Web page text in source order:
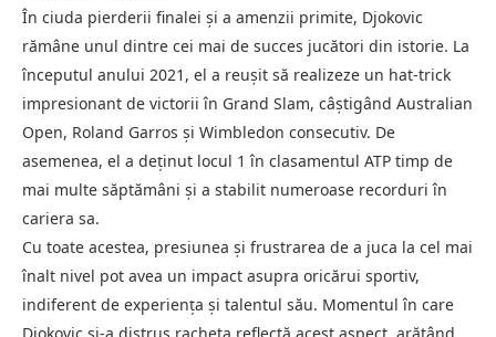
În ciuda pierderii finalei și a amenzii primite, Djokovic
rămâne unul dintre cei mai de succes jucători din istorie. La
începutul anului 2021, el a reușit să realizeze un hat-trick
impresionant de victorii în Grand Slam, câștigând Australian
Open, Roland Garros și Wimbledon consecutiv. De
asemenea, el a deținut locul 1 în clasamentul ATP timp de
mai multe săptămâni și a stabilit numeroase recorduri în
cariera sa.
Cu toate acestea, presiunea și frustrarea de a juca la cel mai
înalt nivel pot avea un impact asupra oricărui sportiv,
indiferent de experiența și talentul său. Momentul în care
Djokovic și-a distrus racheta reflectă acest aspect, arătând